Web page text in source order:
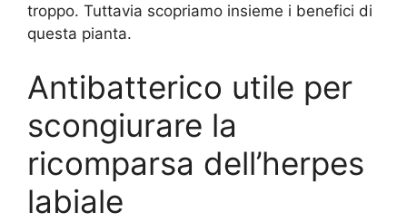
troppo. Tuttavia scopriamo insieme i benefici di
questa pianta.
Antibatterico utile per
scongiurare la
ricomparsa dell’herpes
labiale